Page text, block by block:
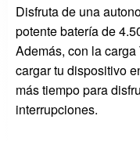
Disfruta de una
potente batería de
Además, con la
cargar tu dispositivo
más tiempo para
interrupciones.